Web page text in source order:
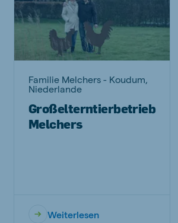
Familie Melchers - Koudum,
Niederlande
Großelterntierbetrieb
Melchers
Weiterlesen